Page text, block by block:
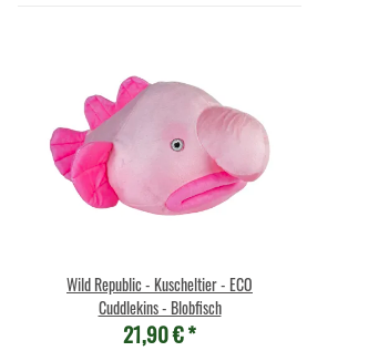
Wild Republic - Kuscheltier - ECO
Cuddlekins - Blobfisch
21,90 €*